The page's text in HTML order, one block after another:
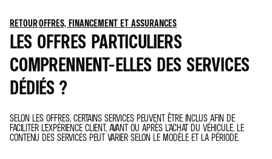
RETOUROFFRES, FINANCEMENT ET ASSURANCES
LES OFFRES PARTICULIERS
COMPRENNENT-ELLES DES SERVICES
DÉDIÉS ?
SELON LES OFFRES, CERTAINS SERVICES PEUVENT ÊTRE INCLUS AFIN DE
FACILITER L’EXPÉRIENCE CLIENT, AVANT OU APRÈS L’ACHAT DU VÉHICULE. LE
CONTENU DES SERVICES PEUT VARIER SELON LE MODÈLE ET LA PÉRIODE.